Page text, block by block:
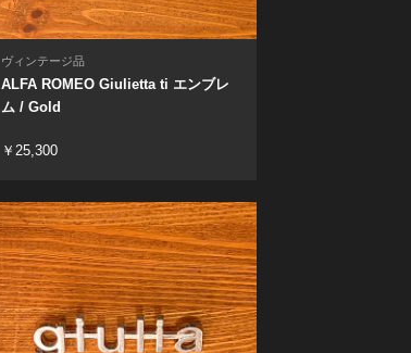
ヴィンテージ品
ALFA ROMEO Giulietta ti エンブレ
ム / Gold
￥25,300